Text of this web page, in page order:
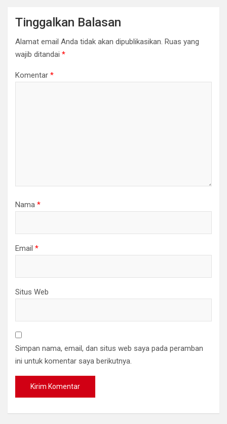
Tinggalkan Balasan
Alamat email Anda tidak akan dipublikasikan. Ruas yang
wajib ditandai *
Komentar *
Nama *
Email *
Situs Web
Simpan nama, email, dan situs web saya pada peramban
ini untuk komentar saya berikutnya.